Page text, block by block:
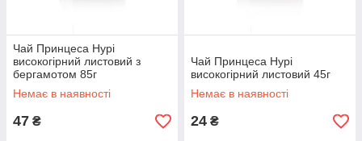
Чай Принцеса Нурі
високогірний листовий з
бергамотом 85г
Немає в наявності
47 ₴
Чай Принцеса Нурі
високогірний листовий 45г
Немає в наявності
24 ₴